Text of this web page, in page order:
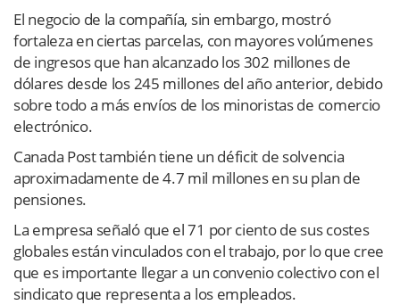
El negocio de la compañía, sin embargo, mostró
fortaleza en ciertas parcelas, con mayores volúmenes
de ingresos que han alcanzado los 302 millones de
dólares desde los 245 millones del año anterior, debido
sobre todo a más envíos de los minoristas de comercio
electrónico.
Canada Post también tiene un déficit de solvencia
aproximadamente de 4.7 mil millones en su plan de
pensiones.
La empresa señaló que el 71 por ciento de sus costes
globales están vinculados con el trabajo, por lo que cree
que es importante llegar a un convenio colectivo con el
sindicato que representa a los empleados.